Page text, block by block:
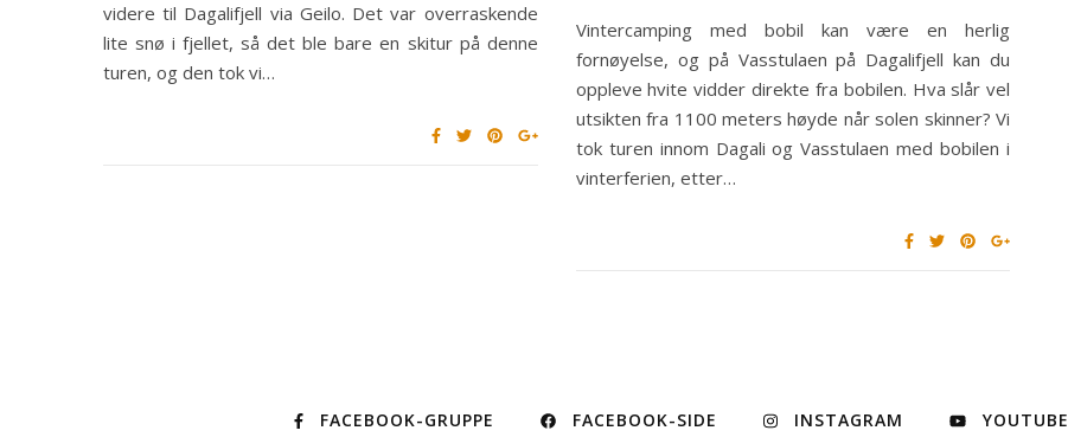
videre til Dagalifjell via Geilo. Det var overraskende
lite snø i fjellet, så det ble bare en skitur på denne
turen, og den tok vi…
Vintercamping med bobil kan være en herlig
fornøyelse, og på Vasstulaen på Dagalifjell kan du
oppleve hvite vidder direkte fra bobilen. Hva slår vel
utsikten fra 1100 meters høyde når solen skinner? Vi
tok turen innom Dagali og Vasstulaen med bobilen i
vinterferien, etter…
FACEBOOK-GRUPPE FACEBOOK-SIDE INSTAGRAM YOUTUBE